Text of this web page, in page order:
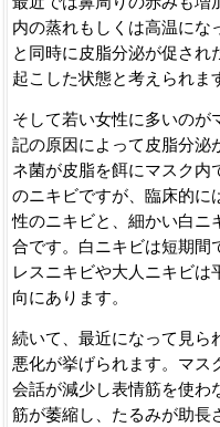
内の蒸れもしくは高温にな
と同時に皮脂分泌が促され
起こした状態と考えられま
そして若い女性に多いのが
記の原因によって皮脂分泌
ネ菌が皮脂を餌にマスク内
のニキビですが、臨床的に
性のニキビと、細かい白ニ
合です。白ニキビは短期間
レスニキビや大人ニキビは
向にあります。
続いて、最近になって見ら
悪化が挙げられます。マス
会話が減少し表情筋を使わ
筋が萎縮し、たるみが助長